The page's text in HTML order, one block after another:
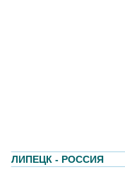
ЛИПЕЦК - РОССИЯ